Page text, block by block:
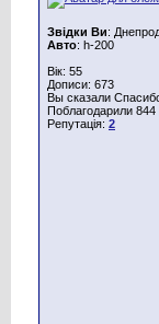
Звідки Ви:
Авто: h-200
Вік: 55
Дописи: 673
Вы сказали
Поблагодарили
Репутація: 2